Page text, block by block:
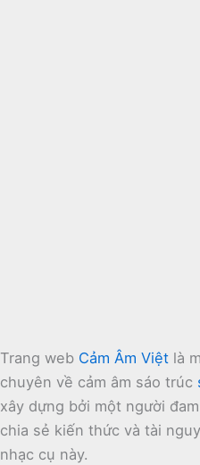
Trang web Cảm Âm Việt là
chuyên về cảm âm sáo trúc
xây dựng bởi một người
chia sẻ kiến thức và tài
nhạc cụ này.